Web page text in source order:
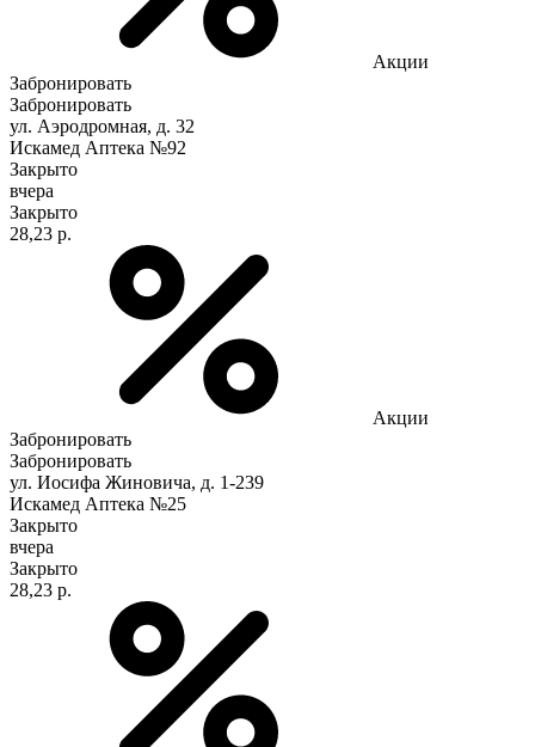
Акции
Забронировать
Забронировать
ул. Аэродромная, д. 32
Искамед Аптека №92
Закрыто
вчера
Закрыто
28,23 р.
Акции
Забронировать
Забронировать
ул. Иосифа Жиновича, д. 1-239
Искамед Аптека №25
Закрыто
вчера
Закрыто
28,23 р.